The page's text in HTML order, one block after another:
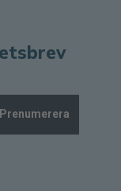
Prenumerera